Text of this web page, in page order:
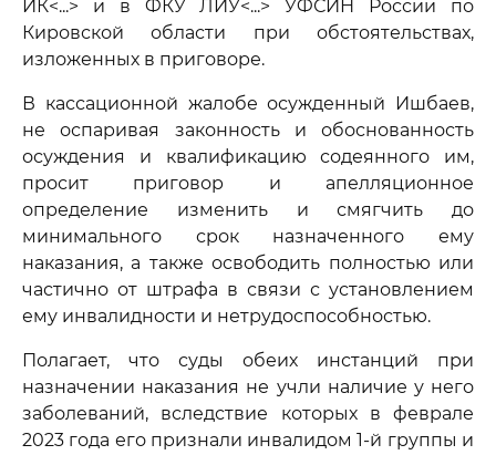
ИК<...> и в ФКУ ЛИУ<...> УФСИН России по
Кировской области при обстоятельствах,
изложенных в приговоре.
В кассационной жалобе осужденный Ишбаев,
не оспаривая законность и обоснованность
осуждения и квалификацию содеянного им,
просит приговор и апелляционное
определение изменить и смягчить до
минимального срок назначенного ему
наказания, а также освободить полностью или
частично от штрафа в связи с установлением
ему инвалидности и нетрудоспособностью.
Полагает, что суды обеих инстанций при
назначении наказания не учли наличие у него
заболеваний, вследствие которых в феврале
2023 года его признали инвалидом 1-й группы и